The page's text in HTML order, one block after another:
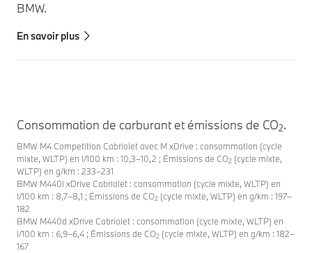
BMW.
En savoir plus
Consommation de carburant et émissions de CO2.
BMW M4 Competition Cabriolet avec M xDrive : consommation (cycle
mixte, WLTP) en l/100 km : 10,3–10,2 ; Émissions de CO2 (cycle mixte,
WLTP) en g/km : 233–231
BMW M440i xDrive Cabriolet : consommation (cycle mixte, WLTP) en
l/100 km : 8,7–8,1 ; Émissions de CO2 (cycle mixte, WLTP) en g/km : 197–
182
BMW M440d xDrive Cabriolet : consommation (cycle mixte, WLTP) en
l/100 km : 6,9–6,4 ; Émissions de CO2 (cycle mixte, WLTP) en g/km : 182–
167